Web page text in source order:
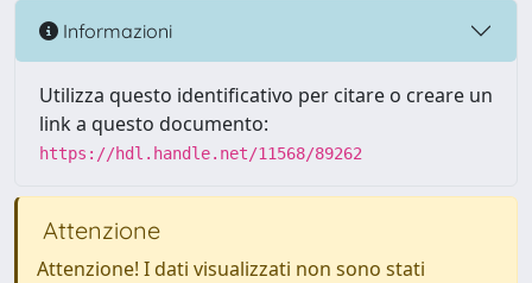
Informazioni
Utilizza questo identificativo per citare o creare un
link a questo documento:
https://hdl.handle.net/11568/89262
Attenzione
Attenzione! I dati visualizzati non sono stati